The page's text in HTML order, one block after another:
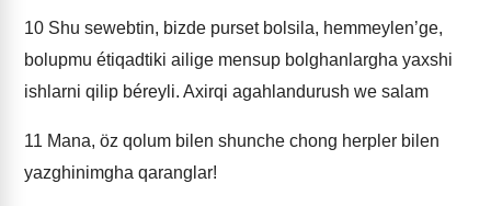
10 Shu sewebtin, bizde purset bolsila, hemmeylen’ge,
bolupmu étiqadtiki ailige mensup bolghanlargha yaxshi
ishlarni qilip béreyli. Axirqi agahlandurush we salam
11 Mana, öz qolum bilen shunche chong herpler bilen
yazghinimgha qaranglar!